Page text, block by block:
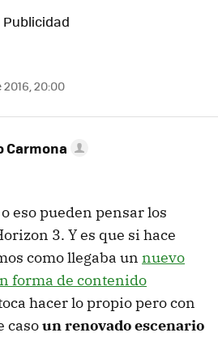
MAIL
20:00
Carmona
eso pueden pensar los
3. Y es que si hace
como llegaba un nuevo
forma de contenido
hacer lo propio pero con
casoun renovado escenario